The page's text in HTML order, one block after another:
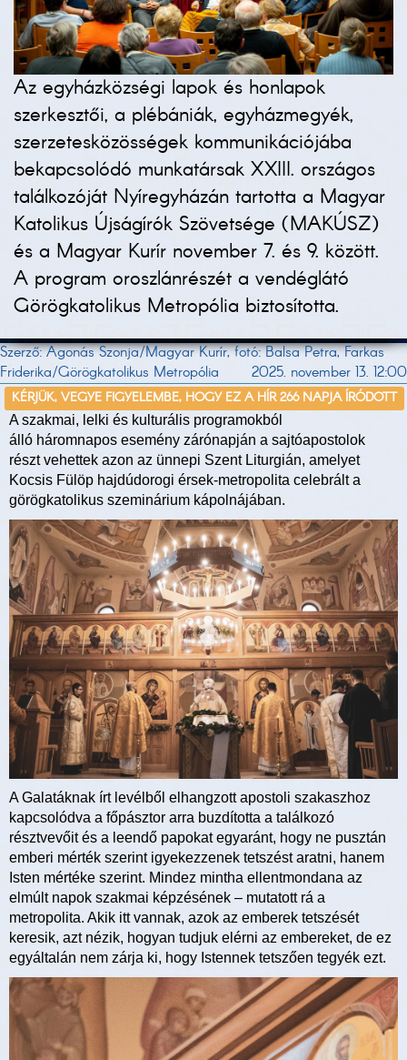
Az egyházközségi lapok és honlapok
szerkesztői, a plébániák, egyházmegyék,
szerzetesközösségek kommunikációjába
bekapcsolódó munkatársak XXIII. országos
találkozóját Nyíregyházán tartotta a Magyar
Katolikus Újságírók Szövetsége (MAKÚSZ)
és a Magyar Kurír november 7. és 9. között.
A program oroszlánrészét a vendéglátó
Görögkatolikus Metropólia biztosította.
Szerző: Agonás Szonja/Magyar Kurír, fotó: Balsa Petra, Farkas
Friderika/Görögkatolikus Metropólia
2025. november 13. 12:00
KÉRJÜK, VEGYE FIGYELEMBE, HOGY EZ A HÍR 266 NAPJA ÍRÓDOTT
A szakmai, lelki és kulturális programokból
álló háromnapos esemény zárónapján a sajtóapostolok
részt vehettek azon az ünnepi Szent Liturgián, amelyet
Kocsis Fülöp hajdúdorogi érsek-metropolita celebrált a
görögkatolikus szeminárium kápolnájában.
A Galatáknak írt levélből elhangzott apostoli szakaszhoz
kapcsolódva a főpásztor arra buzdította a találkozó
résztvevőit és a leendő papokat egyaránt, hogy ne pusztán
emberi mérték szerint igyekezzenek tetszést aratni, hanem
Isten mértéke szerint. Mindez mintha ellentmondana az
elmúlt napok szakmai képzésének – mutatott rá a
metropolita. Akik itt vannak, azok az emberek tetszését
keresik, azt nézik, hogyan tudjuk elérni az embereket, de ez
egyáltalán nem zárja ki, hogy Istennek tetszően tegyék ezt.